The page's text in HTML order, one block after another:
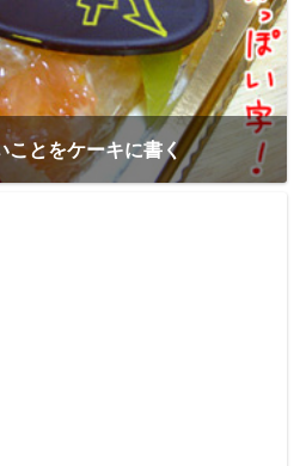
ことをケーキに書く